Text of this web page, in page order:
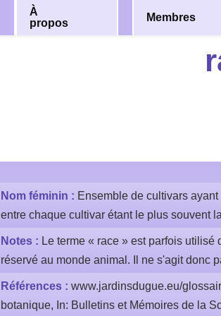
À
propos
Membres
Nom féminin : Ensemble de cultivars
entre chaque cultivar étant le plus souvent
Notes : Le terme « race » est parfois
réservé au monde animal. Il ne s'agit donc
Références : www.jardinsdugue.eu/
botanique, In: Bulletins et Mémoires de la